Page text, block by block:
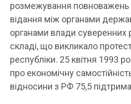
розмежування повноважень
відання між органами
органами влади суверенних
складі, що викликало
республіки. 25 квітня 1993
про економічну
відносини з РФ 75,5